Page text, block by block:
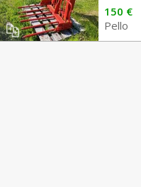
150 €
Pello